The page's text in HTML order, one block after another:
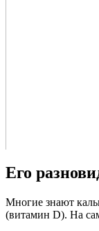
Его
Многие знают
(витамин D). На